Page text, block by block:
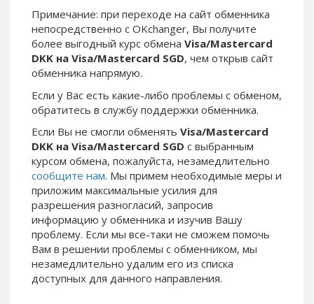
Примечание: при переходе на сайт обменника
непосредственно c OKchanger, Вы получите
более выгодный курс обмена Visa/Mastercard
DKK на Visa/Mastercard SGD, чем открыв сайт
обменника напрямую.
Если у Вас есть какие-либо проблемы с обменом,
обратитесь в службу поддержки обменника.
Если Вы не смогли обменять Visa/Mastercard
DKK на Visa/Mastercard SGD с выбранным
курсом обмена, пожалуйста, незамедлительно
сообщите нам. Мы примем необходимые меры и
приложим максимальные усилия для
разрешения разногласий, запросив
информацию у обменника и изучив Вашу
проблему. Если мы все-таки не сможем помочь
Вам в решении проблемы c обменником, мы
незамедлительно удалим его из списка
доступных для данного направления.
Epay EUR
Phone Balance RUB
Phone Balance UAH
Neteller USD
Neteller EUR
Neteller INR
Neteller PLN
Neteller GBP
Neteller NOK
Neteller SEK
PaySera USD
PaySera EUR
Epay EUR
Phone Balance RUB
Phone Balance UAH
Neteller USD
Neteller EUR
Neteller INR
Neteller PLN
Neteller GBP
Neteller NOK
Neteller SEK
PaySera USD
PaySera EUR